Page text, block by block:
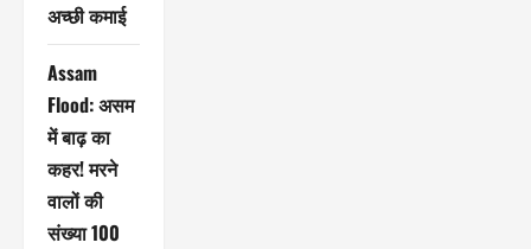
अच्छी कमाई
Assam
Flood: असम
में बाढ़ का
कहर! मरने
वालों की
संख्या 100